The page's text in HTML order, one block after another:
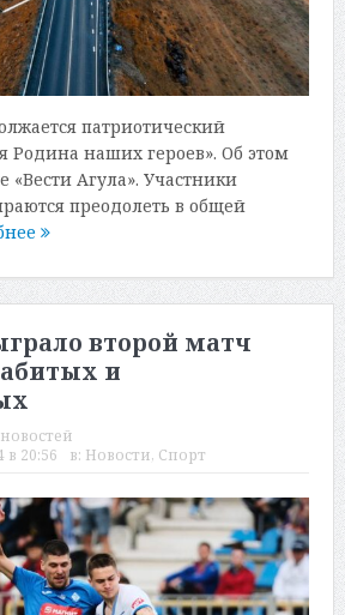
патриотический
Родина наших героев». Об этом
«Вести Агула». Участники
преодолеть в общей
второй матч
и
в 20:56 в: Новости, Спорт